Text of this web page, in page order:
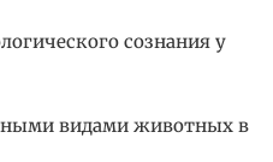
сознания у
видами животных в